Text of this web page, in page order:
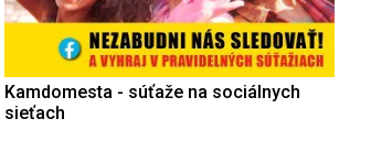
Kamdomesta - súťaže na sociálnych
sieťach